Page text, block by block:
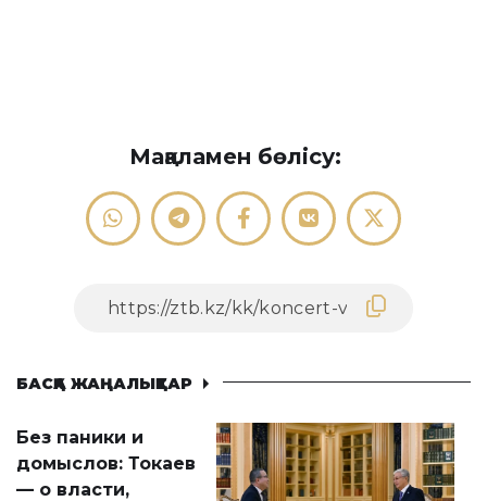
Мақаламен бөлісу:
БАСҚА ЖАҢАЛЫҚТАР
Без паники и
домыслов: Токаев
— о власти,